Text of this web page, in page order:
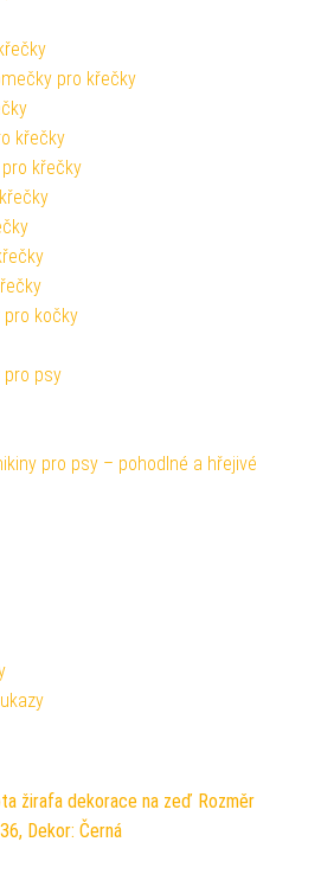
pro křečky
křečky
křečky
pro kočky
pro psy
pro psy – pohodlné a hřejivé
žirafa dekorace na zeď Rozměr
Dekor: Černá